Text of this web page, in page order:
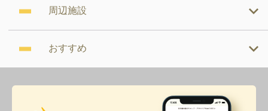
周辺施設
おすすめ